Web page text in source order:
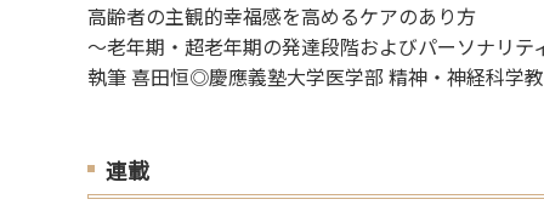
高齢者の主観的幸福感を高めるケアのあり方
～老年期・超老年期の発達段階およびパーソナリテ
執筆 喜田恒◎慶應義塾大学医学部 精神・神経科学
連載